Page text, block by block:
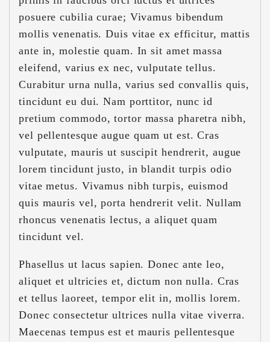
posuere cubilia curae; Vivamus bibendum
mollis venenatis. Duis vitae ex efficitur, mattis
ante in, molestie quam. In sit amet massa
eleifend, varius ex nec, vulputate tellus.
Curabitur urna nulla, varius sed convallis quis,
tincidunt eu dui. Nam porttitor, nunc id
pretium commodo, tortor massa pharetra nibh,
vel pellentesque augue quam ut est. Cras
vulputate, mauris ut suscipit hendrerit, augue
lorem tincidunt justo, in blandit turpis odio
vitae metus. Vivamus nibh turpis, euismod
quis mauris vel, porta hendrerit velit. Nullam
rhoncus venenatis lectus, a aliquet quam
tincidunt vel.
Phasellus ut lacus sapien. Donec ante leo,
aliquet et ultricies et, dictum non nulla. Cras
et tellus laoreet, tempor elit in, mollis lorem.
Donec consectetur ultrices nulla vitae viverra.
Maecenas tempus est et mauris pellentesque